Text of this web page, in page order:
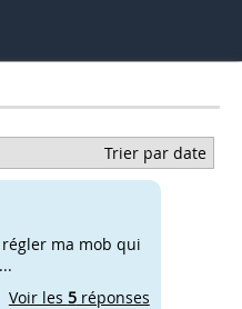
Trier par date
ma mob qui
Voir les 5réponses